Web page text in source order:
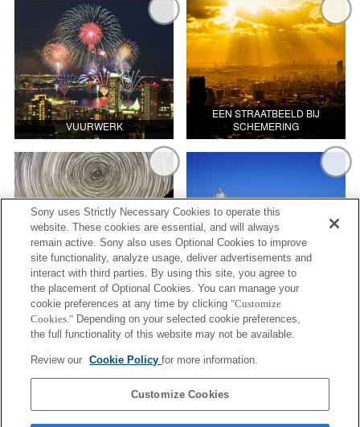
VUURWERK
EEN STRAATBEELD BIJ
SCHEMERING
STERRENHEMEL/HEMELLICHAMEN BERGKAMMEN EN EEN MEER
Sony uses Strictly Necessary Cookies to operate this
website. These cookies are essential, and will always
remain active. Sony also uses Optional Cookies to improve
site functionality, analyze usage, deliver advertisements and
interact with third parties. By using this site, you agree to
the placement of Optional Cookies. You can manage your
cookie preferences at any time by clicking "Customize
Cookies." Depending on your selected cookie preferences,
the full functionality of this website may not be available.
Review our Cookie Policyfor more information.
Customize Cookies